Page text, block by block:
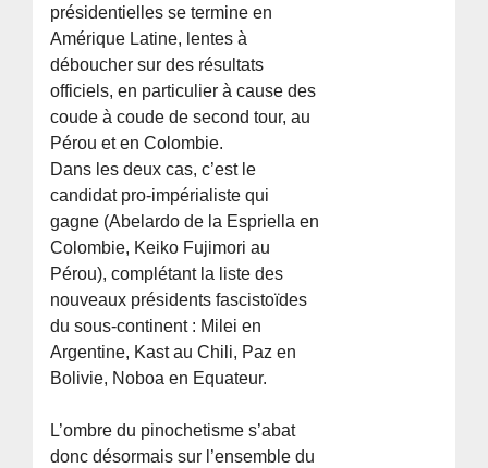
présidentielles se termine en
Amérique Latine, lentes à
déboucher sur des résultats
officiels, en particulier à cause des
coude à coude de second tour, au
Pérou et en Colombie.
Dans les deux cas, c’est le
candidat pro-impérialiste qui
gagne (Abelardo de la Espriella en
Colombie, Keiko Fujimori au
Pérou), complétant la liste des
nouveaux présidents fascistoïdes
du sous-continent : Milei en
Argentine, Kast au Chili, Paz en
Bolivie, Noboa en Equateur.
L’ombre du pinochetisme s’abat
donc désormais sur l’ensemble du